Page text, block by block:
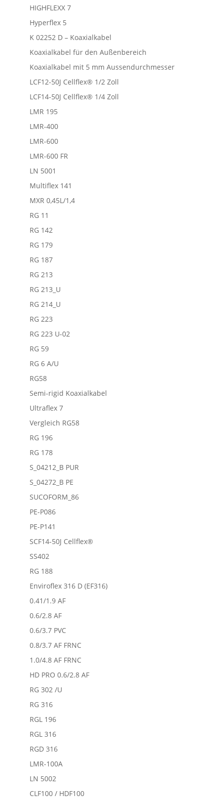
HIGHFLEXX 7
Hyperflex 5
K 02252 D – Koaxialkabel
Koaxialkabel für den Außenbereich
Koaxialkabel mit 5 mm Aussendurchmesser
LCF12-50J Cellflex® 1/2 Zoll
LCF14-50J Cellflex® 1/4 Zoll
LMR 195
LMR-400
LMR-600
LMR-600 FR
LN 5001
Multiflex 141
MXR 0,45L/1,4
RG 11
RG 142
RG 179
RG 187
RG 213
RG 213_U
RG 214_U
RG 223
RG 223 U-02
RG 59
RG 6 A/U
RG58
Semi-rigid Koaxialkabel
Ultraflex 7
Vergleich RG58
RG 196
RG 178
S_04212_B PUR
S_04272_B PE
SUCOFORM_86
PE-P086
PE-P141
SCF14-50J Cellflex®
SS402
RG 188
Enviroflex 316 D (EF316)
0.41/1.9 AF
0.6/2.8 AF
0.6/3.7 PVC
0.8/3.7 AF FRNC
1.0/4.8 AF FRNC
HD PRO 0.6/2.8 AF
RG 302 /U
RG 316
RGL 196
RGL 316
RGD 316
LMR-100A
LN 5002
CLF100 / HDF100